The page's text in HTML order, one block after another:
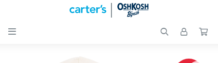

Nuevos